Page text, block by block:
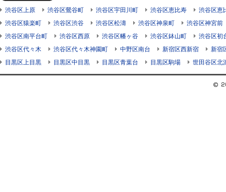
渋谷区上原 渋谷区鶯谷町 渋谷区宇田川町 渋谷区恵比寿
渋谷区恵
渋谷区猿楽町
渋谷区渋谷 渋谷区松濤 渋谷区神泉町
渋谷区神宮前
渋谷区南平台町
渋谷区西原 渋谷区幡ヶ谷 渋谷区鉢山町
渋谷区初
渋谷区代々木
渋谷区代々木神園町 中野区南台 新宿区西新宿
新宿
目黒区上目黒
目黒区中目黒 目黒区青葉台 目黒区駒場 世田谷区北